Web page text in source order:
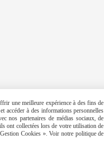
une meilleure expérience à des fins de
accéder à des informations personnelles
nos partenaires de médias sociaux, de
ont collectées lors de votre utilisation de
Cookies ». Voir notre politique de